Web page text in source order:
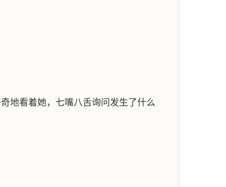
地看着她，七嘴八舌询问发生了什么